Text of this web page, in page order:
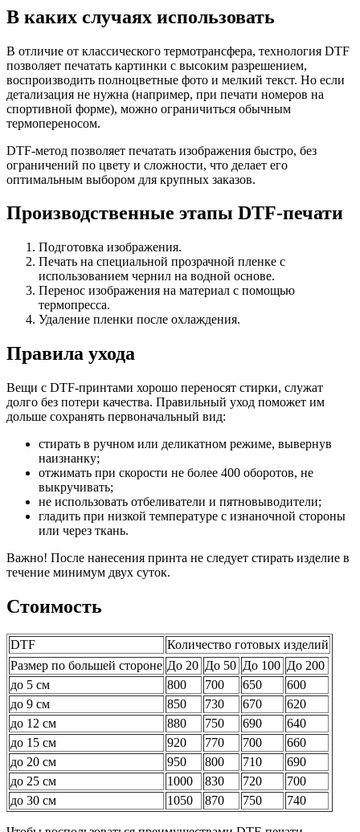
В каких случаях использовать
В отличие от классического термотрансфера, технология DTF
позволяет печатать картинки с высоким разрешением,
воспроизводить полноцветные фото и мелкий текст. Но если
детализация не нужна (например, при печати номеров на
спортивной форме), можно ограничиться обычным
термопереносом.
DTF-метод позволяет печатать изображения быстро, без
ограничений по цвету и сложности, что делает его
оптимальным выбором для крупных заказов.
Производственные этапы DTF-печати
Подготовка изображения.
Печать на специальной прозрачной пленке с
использованием чернил на водной основе.
Перенос изображения на материал с помощью
термопресса.
Удаление пленки после охлаждения.
Правила ухода
Вещи с DTF-принтами хорошо переносят стирки, служат
долго без потери качества. Правильный уход поможет им
дольше сохранять первоначальный вид:
стирать в ручном или деликатном режиме, вывернув
наизнанку;
отжимать при скорости не более 400 оборотов, не
выкручивать;
не использовать отбеливатели и пятновыводители;
гладить при низкой температуре с изнаночной стороны
или через ткань.
Важно! После нанесения принта не следует стирать изделие в
течение минимум двух суток.
Стоимость
DTF
Количество готовых изделий
Размер по большей стороне До 20 До 50 До 100 До 200
до 5 см
800 700 650
600
до 9 см
850 730 670
620
до 12 см
880 750 690
640
до 15 см
920 770 700
660
до 20 см
950 800 710
690
до 25 см
1000 830 720
700
до 30 см
1050 870 750 740